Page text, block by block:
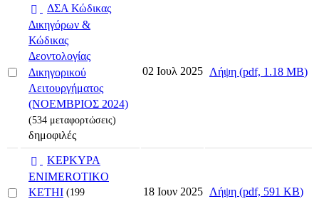
Select
d
ΔΣΑ Κώδικας
Δικηγόρων &
Κώδικας
Δεοντολογίας
Δικηγορικού
Λειτουργήματος
(ΝΟΕΜΒΡΙΟΣ 2024)
(534 μεταφορτώσεις)
δημοφιλές
02 Ιουλ 2025 Λήψη (pdf, 1.18 MB)
Select
p
d
f
ΚΕΡΚΥΡΑ
ENIMEROTIKO
ΚΕΤΗΙ (199
18 Ιουν 2025 Λήψη (pdf, 591 KB)